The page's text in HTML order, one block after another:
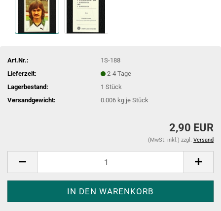
Art.Nr.:
1S-188
Lieferzeit:
2-4 Tage
Lagerbestand:
1Stück
Versandgewicht:
0.006 kg je Stück
2,90 EUR
(MwSt. inkl.) zzgl. Versand